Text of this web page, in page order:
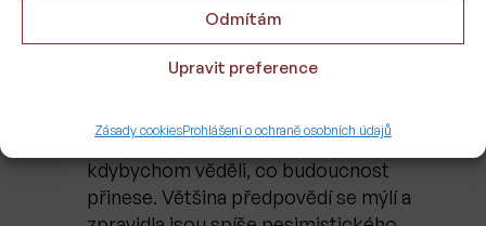
Odmítám
Upravit preference
Zásady cookiesProhlášení o ochraně osobních údajů
Riziko neinvestování
Bylo by jednoduché investovat,
kdybychom věděli, co budoucnost
přinese. Většina předpovědí se mýlí a